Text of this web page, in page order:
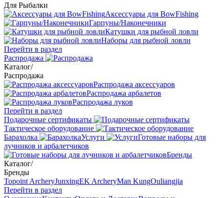
Для Рыбалки
Аксессуары для BowFishing
Гарпуны/Наконечники
Катушки для рыбной ловли
Наборы для рыбной ловли
Перейти в раздел
Распродажа
Каталог/
Распродажа
Распродажа аксессуаров
Распродажа арбалетов
Распродажа луков
Перейти в раздел
Подарочные сертификаты
Тактическое оборудование
Барахолка
Услуги
Готовые наборы для
лучников и арбалетчиков
Бренды
Каталог/
Бренды
Topoint ArcheryJunxingEK ArcheryMan KungOuliangjia
Перейти в раздел